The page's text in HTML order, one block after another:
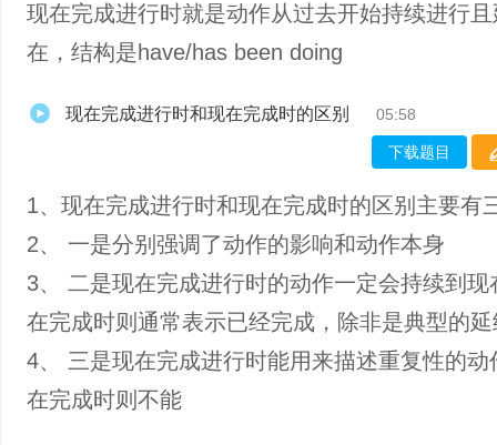
现在完成进行时就是动作从过去开始持续进行
在，结构是have/has been doing
现在完成进行时和现在完成时的区别 05:58
下载题目
1、现在完成进行时和现在完成时的区别主要有
2、 一是分别强调了动作的影响和动作本身
3、 二是现在完成进行时的动作一定会持续到现
在完成时则通常表示已经完成，除非是典型的
4、 三是现在完成进行时能用来描述重复性的动
在完成时则不能